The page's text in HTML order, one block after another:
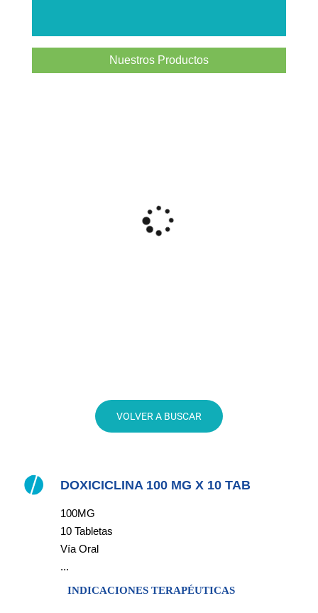
Nuestros Productos
DOXICICLINA 100 MG X 10 TAB
100MG
10 Tabletas
Vía Oral
...
INDICACIONES TERAPÉUTICAS